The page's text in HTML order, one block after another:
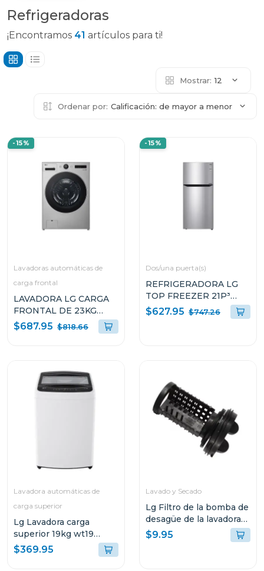
Refrigeradoras
¡Encontramos 41 artículos para ti!
Mostrar: 12
Ordenar por: Calificación: de mayor a menor
-15%
Lavadoras automáticas de
carga frontal
LAVADORA LG CARGA
FRONTAL DE 23KG
TURBOWASH 360 AI
DD CON VAPOR
$687.95 $818.66
-15%
Dos/una puerta(s)
REFRIGERADORA LG
TOP FREEZER 21P³
SMART INVERTER
GT57BPSX
$627.95 $747.26
Lavadora automáticas de
carga superior
Lg Lavadora carga
superior 19kg wt19
turbodrum smart
diagnosis color blanco
$369.95
Lavado y Secado
Lg Filtro de la bomba de
desagüe de la lavadora
de carga frontal
$9.95